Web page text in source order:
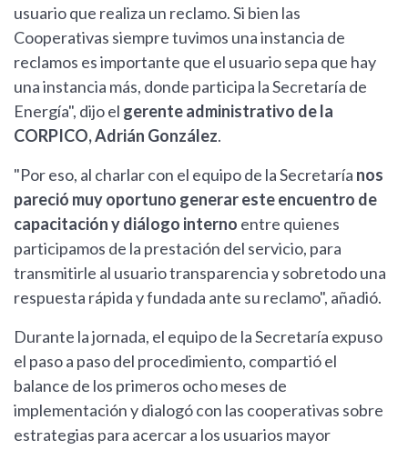
usuario que realiza un reclamo. Si bien las
Cooperativas siempre tuvimos una instancia de
reclamos es importante que el usuario sepa que hay
una instancia más, donde participa la Secretaría de
Energía", dijo el gerente administrativo de la
CORPICO, Adrián González.
"Por eso, al charlar con el equipo de la Secretaría nos
pareció muy oportuno generar este encuentro de
capacitación y diálogo interno entre quienes
participamos de la prestación del servicio, para
transmitirle al usuario transparencia y sobretodo una
respuesta rápida y fundada ante su reclamo", añadió.
Durante la jornada, el equipo de la Secretaría expuso
el paso a paso del procedimiento, compartió el
balance de los primeros ocho meses de
implementación y dialogó con las cooperativas sobre
estrategias para acercar a los usuarios mayor